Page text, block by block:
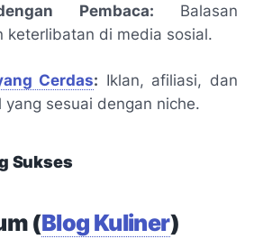
Pembaca: Balasan
keterlibatan di media sosial.
Cerdas: Iklan, afiliasi, dan
sesuai dengan niche.
Sukses
(Blog Kuliner)